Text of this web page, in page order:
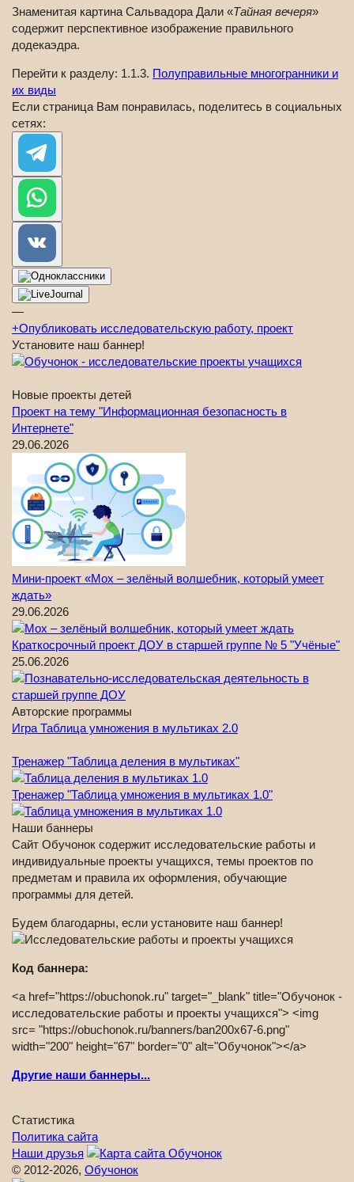
Знаменитая картина Сальвадора Дали «Тайная вечеря»
содержит перспективное изображение правильного
додекаэдра.
Перейти к разделу: 1.1.3. Полуправильные многогранники и
их виды
Если страница Вам понравилась, поделитесь в социальных
сетях:
—
+Опубликовать исследовательскую работу, проект
Установите наш баннер!
Новые проекты детей
Проект на тему "Информационная безопасность в
Интернете"
29.06.2026
Мини-проект «Мох – зелёный волшебник, который умеет
ждать»
29.06.2026
Краткосрочный проект ДОУ в старшей группе № 5 "Учёные"
25.06.2026
Авторские программы
Игра Таблица умножения в мультиках 2.0
Тренажер "Таблица деления в мультиках"
Тренажер "Таблица умножения в мультиках 1.0"
Наши баннеры
Сайт Обучонок содержит исследовательские работы и
индивидуальные проекты учащихся, темы проектов по
предметам и правила их оформления, обучающие
программы для детей.
Будем благодарны, если установите наш баннер!
Код баннера:
<a href="https://obuchonok.ru" target="_blank" title="Обучонок -
исследовательские работы и проекты учащихся"> <img
src= "https://obuchonok.ru/banners/ban200x67-6.png"
width="200" height="67" border="0" alt="Обучонок"></a>
Другие наши баннеры...
Статистика
Политика сайта
Наши друзья
© 2012-2026, Обучонок